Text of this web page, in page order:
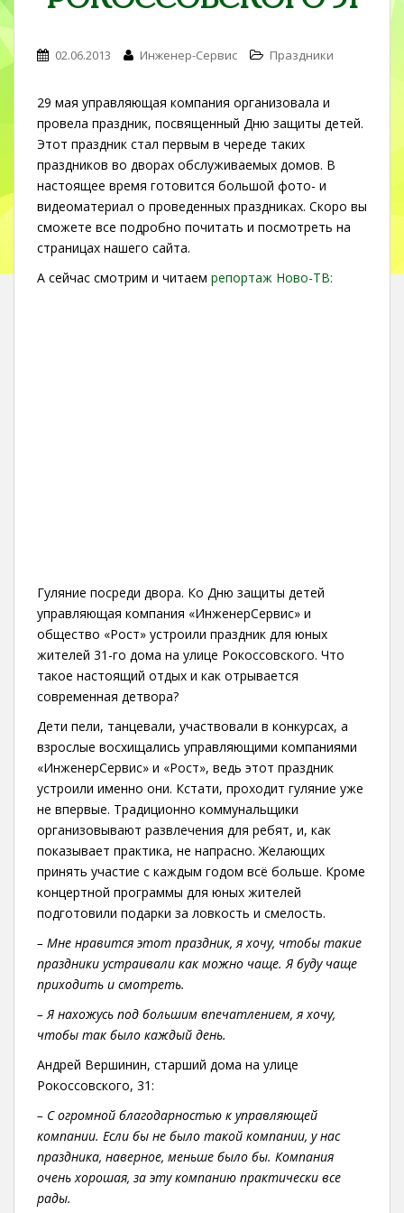
02.06.2013 Инженер-Сервис Праздники
29 мая управляющая компания организовала и
провела праздник, посвященный Дню защиты детей.
Этот праздник стал первым в череде таких
праздников во дворах обслуживаемых домов. В
настоящее время готовится большой фото- и
видеоматериал о проведенных праздниках. Скоро вы
сможете все подробно почитать и посмотреть на
страницах нашего сайта.
А сейчас смотрим и читаем репортаж Ново-ТВ:
Гуляние посреди двора. Ко Дню защиты детей
управляющая компания «ИнженерСервис» и
общество «Рост» устроили праздник для юных
жителей 31-го дома на улице Рокоссовского. Что
такое настоящий отдых и как отрывается
современная детвора?
Дети пели, танцевали, участвовали в конкурсах, а
взрослые восхищались управляющими компаниями
«ИнженерСервис» и «Рост», ведь этот праздник
устроили именно они. Кстати, проходит гуляние уже
не впервые. Традиционно коммунальщики
организовывают развлечения для ребят, и, как
показывает практика, не напрасно. Желающих
принять участие с каждым годом всё больше. Кроме
концертной программы для юных жителей
подготовили подарки за ловкость и смелость.
– Мне нравится этот праздник, я хочу, чтобы такие
праздники устраивали как можно чаще. Я буду чаще
приходить и смотреть.
– Я нахожусь под большим впечатлением, я хочу,
чтобы так было каждый день.
Андрей Вершинин, старший дома на улице
Рокоссовского, 31:
– С огромной благодарностью к управляющей
компании. Если бы не было такой компании, у нас
праздника, наверное, меньше было бы. Компания
очень хорошая, за эту компанию практически все
рады.